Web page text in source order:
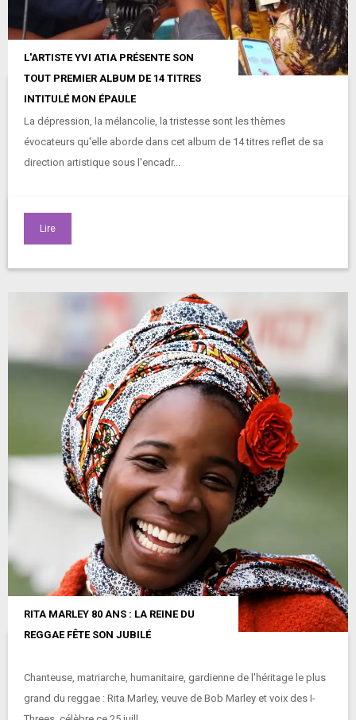
L'ARTISTE YVI ATIA PRÉSENTE SON
TOUT PREMIER ALBUM DE 14 TITRES
INTITULÉ MON ÉPAULE
La dépression, la mélancolie, la tristesse sont les thèmes
évocateurs qu'elle aborde dans cet album de 14 titres reflet de sa
direction artistique sous l'encadr...
Lire
RITA MARLEY 80 ANS : LA REINE DU
REGGAE FÊTE SON JUBILÉ
Chanteuse, matriarche, humanitaire, gardienne de l'héritage le plus
grand du reggae : Rita Marley, veuve de Bob Marley et voix des I-